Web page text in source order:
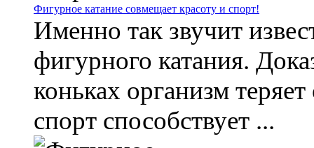
Фигурное катание совмещает красоту и спорт!
Именно так звучит
фигурного катания.
коньках организм
спорт способствует ...